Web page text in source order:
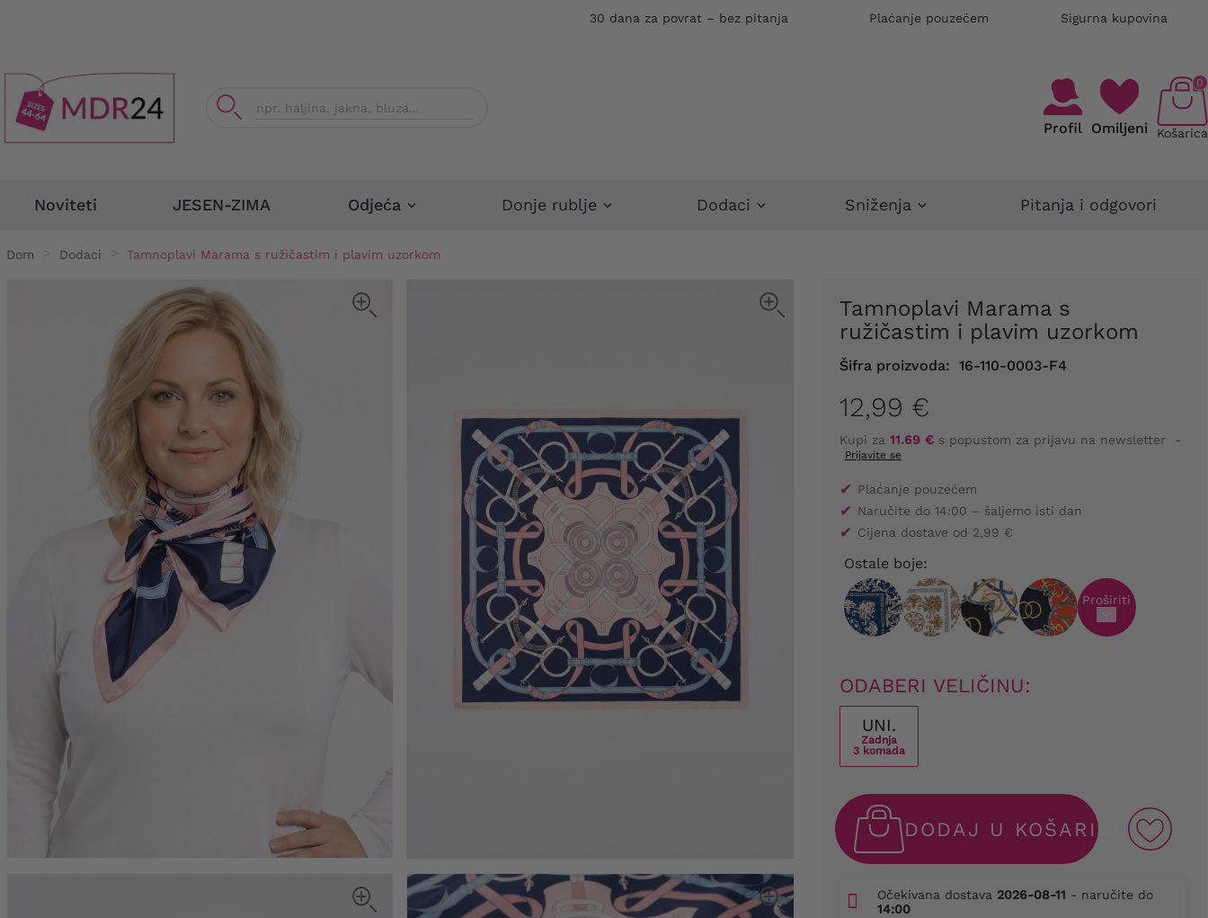
30 dana za povrat – bez pitanja Plaćanje pouzećem Sigurna kupovina
Profil Omiljeni Košarica
0
Noviteti JESEN-ZIMA Odjeća Donje rublje Dodaci Sniženja Pitanja i odgovori
Dom Dodaci Tamnoplavi Marama s ružičastim i plavim uzorkom
Tamnoplavi Marama s
ružičastim i plavim uzorkom
Šifra proizvoda: 16-110-0003-F4
12,99 €
Kupi za 11.69 €s popustom za prijavu na newsletter -
Prijavite se
✔ Plaćanje pouzećem
✔ Naručite do 14:00 – šaljemo isti dan
✔ Cijena dostave od 2,99 €
Ostale boje:
Proširiti
ODABERI VELIČINU:
UNI.
Zadnja
3 komada
DODAJ U KOŠARICU
Očekivana dostava 2026-08-11 - naručite do
14:00